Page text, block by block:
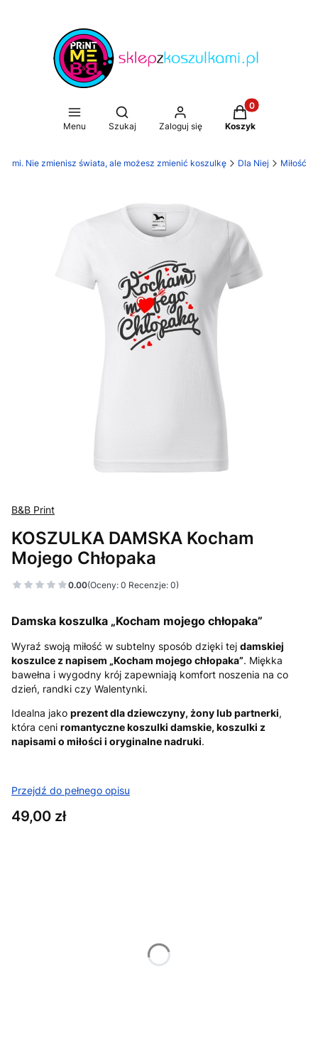
Menu
Otwórz wyszukiwarkę
Szukaj Zaloguj się
Produkty w
Koszyk
Nie zmienisz świata, ale możesz zmienić koszulkę Dla Niej Miłość
B&B Print
KOSZULKA DAMSKA Kocham
Mojego Chłopaka
0.00(Oceny: 0 Recenzje: 0)
Damska koszulka „Kocham mojego chłopaka”
Wyraź swoją miłość w subtelny sposób dzięki tej damskiej
koszulce z napisem „Kocham mojego chłopaka”. Miękka
bawełna i wygodny krój zapewniają komfort noszenia na co
dzień, randki czy Walentynki.
Idealna jako prezent dla dziewczyny, żony lub partnerki,
która ceni romantyczne koszulki damskie, koszulki z
napisami o miłości i oryginalne nadruki.
Przejdź do pełnego opisu
Cena
49,00 zł